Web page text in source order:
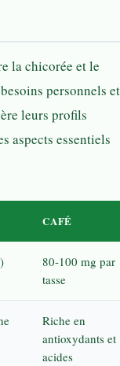
la chicorée et le
personnels et
leurs profils
aspects essentiels
CAFÉ
80-100 mg par
tasse
Riche en
antioxydants et
acides